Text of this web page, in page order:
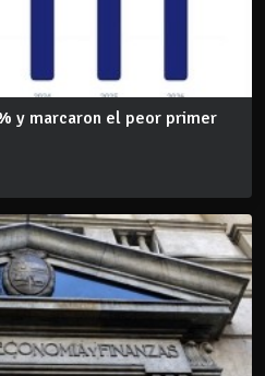
y marcaron el peor primer